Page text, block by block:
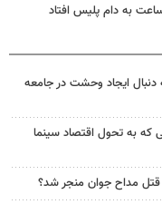
ایجاد وحشت در جامعه
که به تحول اقتصاد سینما
قتل مداح جوان منجر شد؟